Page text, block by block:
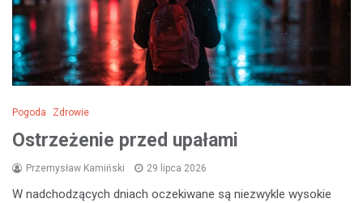
Pogoda Zdrowie
Ostrzeżenie przed upałami
Przemysław Kamiński 29 lipca 2026
W nadchodzących dniach oczekiwane są niezwykle wysokie